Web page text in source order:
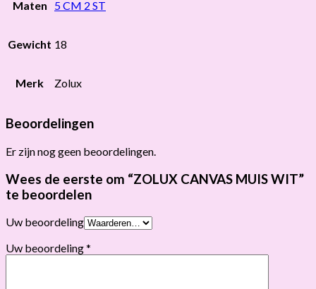
Maten 5 CM 2 ST
Gewicht 18
Merk Zolux
Beoordelingen
Er zijn nog geen beoordelingen.
Wees de eerste om “ZOLUX CANVAS MUIS WIT”
te beoordelen
Uw beoordeling
Uw beoordeling*